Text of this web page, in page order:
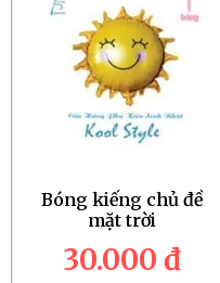
Bóng kiếng chủ đề
mặt trời
30.000 đ